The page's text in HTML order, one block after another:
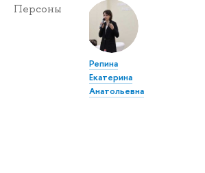
Персоны
Репина
Екатерина
Анатольевна